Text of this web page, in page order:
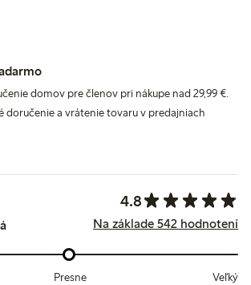
domov pre členov pri nákupe nad 29,99 €.
doručenie a vrátenie tovaru v predajniach
4.8
Na základe 542 hodnotení
Presne Veľký